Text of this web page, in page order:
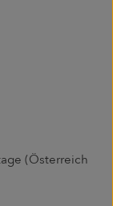
(Österreich